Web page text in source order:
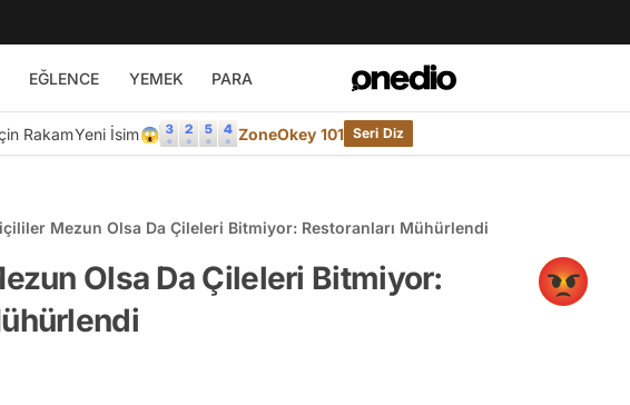
EĞLENCE YEMEK PARA
RakamYeni İsim😱 ZoneOkey 101 Seri Diz
Mezun Olsa Da Çileleri Bitmiyor: Restoranları Mühürlendi
Olsa Da Çileleri Bitmiyor: